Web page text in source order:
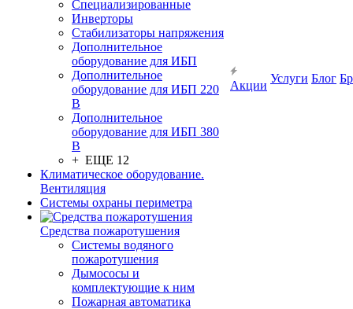
Специализированные
Инверторы
Стабилизаторы напряжения
Дополнительное
оборудование для ИБП
Дополнительное
оборудование для ИБП 220
В
Дополнительное
оборудование для ИБП 380
В
+ ЕЩЕ 12
Климатическое оборудование.
Вентиляция
Системы охраны периметра
Средства пожаротушения
Системы водяного
пожаротушения
Дымососы и
комплектующие к ним
Пожарная автоматика
Акции
Услуги Блог